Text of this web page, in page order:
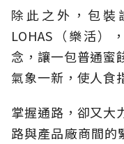
除此之外，包裝
LOHAS（樂活）
念，讓一包普通蜜
氣象一新，使人食
掌握通路，卻又大
路與產品廠商間的